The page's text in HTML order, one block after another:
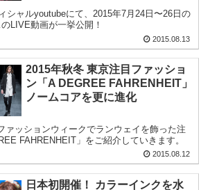
シャルyoutubeにて、2015年7月24日〜26日の
LIVE動画が一挙公開！
2015.08.13
2015年秋冬 東京注目ファッショ
ン「A DEGREE FAHRENHEIT」
ノームコアを更に進化
ァッションウィークでランウェイを飾った注
FAHRENHEIT」をご紹介していきます。
2015.08.12
日本初開催！ カラーインクを水